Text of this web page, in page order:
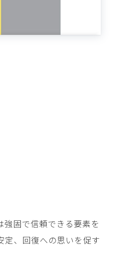
固で信頼できる要素を
定、回復への思いを促す